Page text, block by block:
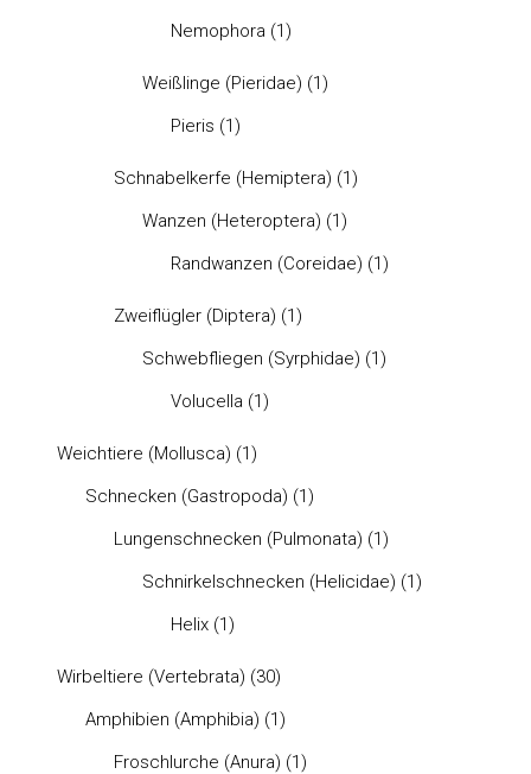
Nemophora (1)
Weißlinge (Pieridae) (1)
Pieris (1)
Schnabelkerfe (Hemiptera) (1)
Wanzen (Heteroptera) (1)
Randwanzen (Coreidae) (1)
Zweiflügler (Diptera) (1)
Schwebfliegen (Syrphidae) (1)
Volucella (1)
Weichtiere (Mollusca) (1)
Schnecken (Gastropoda) (1)
Lungenschnecken (Pulmonata) (1)
Schnirkelschnecken (Helicidae) (1)
Helix (1)
Wirbeltiere (Vertebrata) (30)
Amphibien (Amphibia) (1)
Froschlurche (Anura) (1)